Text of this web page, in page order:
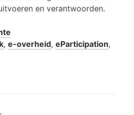
en verantwoorden.
, e-overheid, eParticipation,